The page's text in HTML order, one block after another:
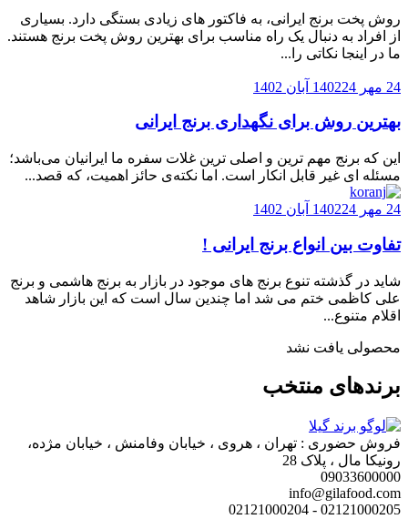
روش پخت برنج ایرانی، به فاکتور های زیادی بستگی دارد. بسیاری
از افراد به دنبال یک راه مناسب برای بهترین روش پخت برنج هستند.
ما در اینجا نکاتی را...
24 مهر 1402 24 آبان 1402
بهترین روش برای نگهداری برنج ایرانی
این که برنج مهم ترین و اصلی ترین غلات سفره ما ایرانیان می‌باشد؛
مسئله ای غیر قابل انکار است. اما نکته‌ی حائز اهمیت، که قصد...
24 مهر 1402 24 آبان 1402
تفاوت بین انواع برنج ایرانی !
شاید در گذشته تنوع برنج های موجود در بازار به برنج هاشمی و برنج
علی کاظمی ختم می شد اما چندین سال است که این بازار شاهد
اقلام متنوع...
محصولی یافت نشد
برندهای منتخب
فروش حضوری : تهران ، هروی ، خیابان وفامنش ، خیابان مژده،
رونیکا مال ، پلاک 28
09033600000
info@gilafood.com
02121000205 - 02121000204